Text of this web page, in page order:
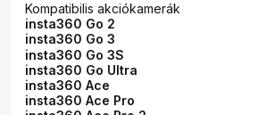
Kompatibilis akciókamerák
insta360 Go 2
insta360 Go 3
insta360 Go 3S
insta360 Go Ultra
insta360 Ace
insta360 Ace Pro